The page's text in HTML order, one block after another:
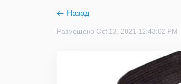
Назад
Размещено Oct 13, 2021 12:43:02 PM